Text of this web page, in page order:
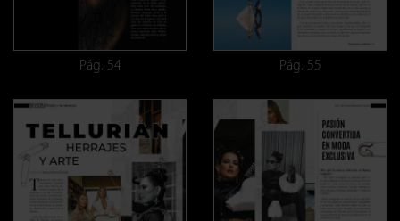
Pág. 54 Pág. 55